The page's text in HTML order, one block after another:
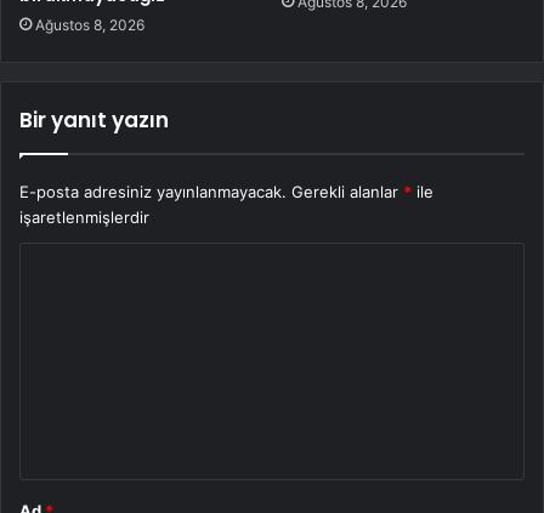
Ağustos 8, 2026
Bir yanıt yazın
E-posta adresiniz yayınlanmayacak. Gerekli alanlar * ile
işaretlenmişlerdir